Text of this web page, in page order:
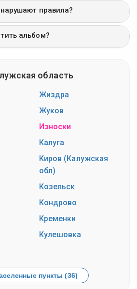
правила?
альбом?
область
Жиздра
Жуков
Износки
Калуга
Киров (Калужская
обл)
Козельск
Кондрово
Кременки
Кулешовка
пункты (36)